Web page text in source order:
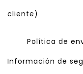
cliente)
Política de
Información de